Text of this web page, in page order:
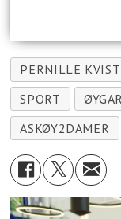
PERNILLE
SPORT
ASKØY2DAMER